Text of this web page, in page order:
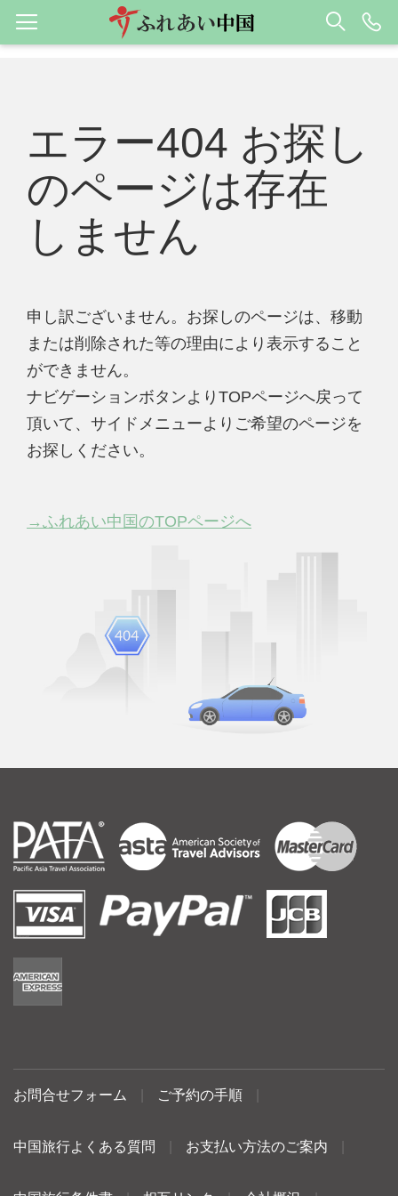
エラー404 お探し
のページは存在
しません
申し訳ございません。お探しのページは、移動
または削除された等の理由により表示すること
ができません。
ナビゲーションボタンよりTOPページへ戻って
頂いて、サイドメニューよりご希望のページを
お探しください。
→ふれあい中国のTOPページへ
お問合せフォーム ご予約の手順
中国旅行よくある質問 お支払い方法のご案内